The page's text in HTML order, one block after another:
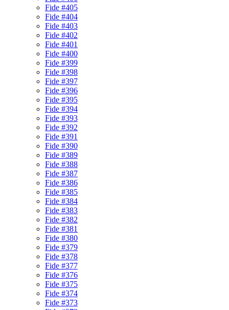
Fide #405
Fide #404
Fide #403
Fide #402
Fide #401
Fide #400
Fide #399
Fide #398
Fide #397
Fide #396
Fide #395
Fide #394
Fide #393
Fide #392
Fide #391
Fide #390
Fide #389
Fide #388
Fide #387
Fide #386
Fide #385
Fide #384
Fide #383
Fide #382
Fide #381
Fide #380
Fide #379
Fide #378
Fide #377
Fide #376
Fide #375
Fide #374
Fide #373